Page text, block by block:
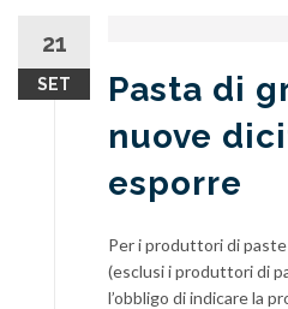
21
SET
Pasta di
nuove
esporre
Per i produttori di
(esclusi i produttori di
l’obbligo di indicare la